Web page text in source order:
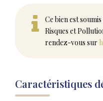
Ce bien est
Risques et
rendez-vous sur
Caractéristiques